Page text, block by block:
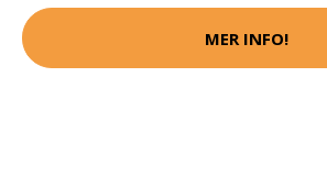
MER INFO!